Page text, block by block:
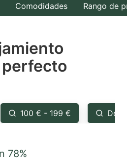
the
select
a
the
question
Comodidades Rango de
100 € - 199 €
78%